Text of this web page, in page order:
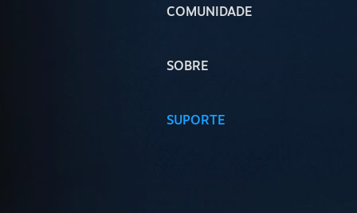
COMUNIDADE
SOBRE
SUPORTE